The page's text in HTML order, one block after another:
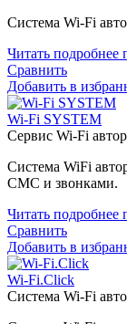
Система Wi-Fi
Читать
Сравнить
Добавить в
Wi-Fi SYSTEM
Сервис Wi-Fi
Система WiFi
СМС и звонками.
Читать
Сравнить
Добавить в
Wi-Fi.Click
Система Wi-Fi